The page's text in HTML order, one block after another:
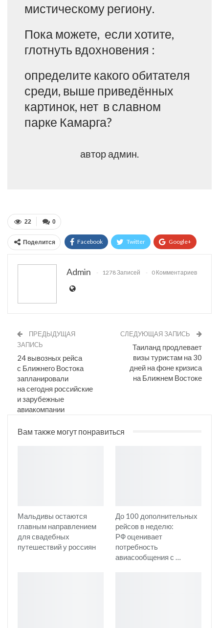
мистическому региону.
Пока можете, если хотите,
глотнуть вдохновения :
определите какого обитателя
среди, выше приведённых
картинок, нет в славном
парке Камарга?
автор админ.
0
22
Поделится Facebook Twitter Google+
Admin 1278 Записей 0 Комментариев
ПРЕДЫДУЩАЯ
ЗАПИСЬ
24 вывозных рейса
с Ближнего Востока
запланировали
на сегодня российские
и зарубежные
авиакомпании
СЛЕДУЮЩАЯ ЗАПИСЬ
Таиланд продлевает
визы туристам на 30
дней на фоне кризиса
на Ближнем Востоке
Вам также могут понравиться
Мальдивы остаются
главным направлением
для свадебных
путешествий у россиян
До 100 дополнительных
рейсов в неделю:
РФ оценивает
потребность
авиасообщения с …